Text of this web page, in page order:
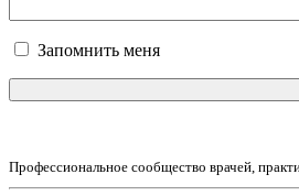
Запомнить меня
Профессиональное сообщество врачей,